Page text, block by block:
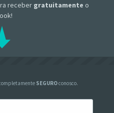
receber gratuitamente o
SEGUROconosco.